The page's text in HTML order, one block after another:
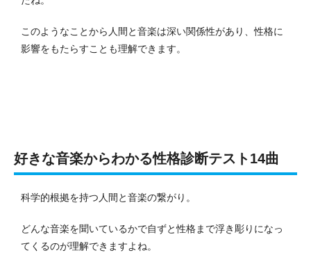
このようなことから人間と音楽は深い関係性があり、性格に
影響をもたらすことも理解できます。
好きな音楽からわかる性格診断テスト14曲
科学的根拠を持つ人間と音楽の繋がり。
どんな音楽を聞いているかで自ずと性格まで浮き彫りになっ
てくるのが理解できますよね。